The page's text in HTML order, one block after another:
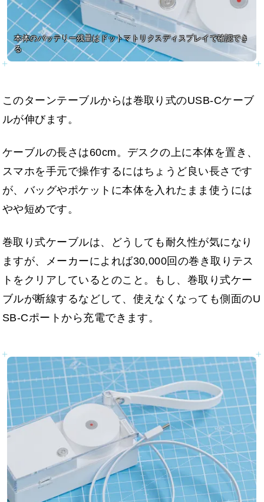
本体のバッテリー残量はドットマトリクスディスプレイで確認でき
る
このターンテーブルからは巻取り式のUSB-Cケーブ
ルが伸びます。
ケーブルの長さは60cm。デスクの上に本体を置き、
スマホを手元で操作するにはちょうど良い長さです
が、バッグやポケットに本体を入れたまま使うには
やや短めです。
巻取り式ケーブルは、どうしても耐久性が気になり
ますが、メーカーによれば30,000回の巻き取りテス
トをクリアしているとのこと。もし、巻取り式ケー
ブルが断線するなどして、使えなくなっても側面のU
SB-Cポートから充電できます。